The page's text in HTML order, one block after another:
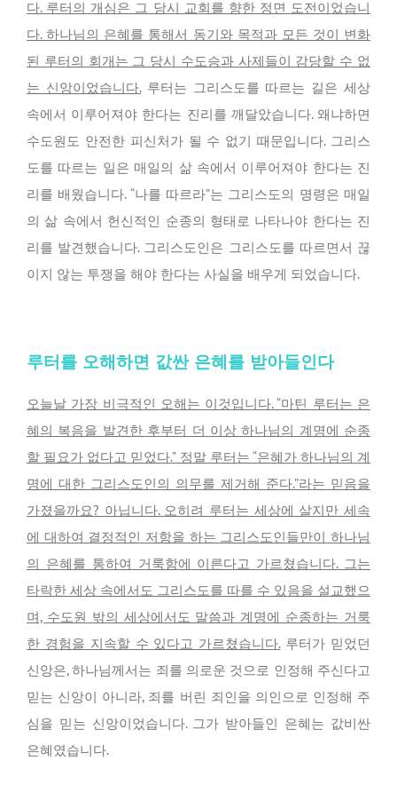
다. 루터의 개심은 그 당시 교회를 향한 정면 도전이었습니
다. 하나님의 은혜를 통해서 동기와 목적과 모든 것이 변화
된 루터의 회개는 그 당시 수도승과 사제들이 감당할 수 없
는 신앙이었습니다.루터는 그리스도를 따르는 길은 세상
속에서 이루어져야 한다는 진리를 깨달았습니다. 왜냐하면
수도원도 안전한 피신처가 될 수 없기 때문입니다. 그리스
도를 따르는 일은 매일의 삶 속에서 이루어져야 한다는 진
리를 배웠습니다. “나를 따르라”는 그리스도의 명령은 매일
의 삶 속에서 헌신적인 순종의 형태로 나타나야 한다는 진
리를 발견했습니다. 그리스도인은 그리스도를 따르면서 끊
이지 않는 투쟁을 해야 한다는 사실을 배우게 되었습니다.
루터를 오해하면 값싼 은혜를 받아들인다
오늘날 가장 비극적인 오해는 이것입니다. “마틴 루터는 은
혜의 복음을 발견한 후부터 더 이상 하나님의 계명에 순종
할 필요가 없다고 믿었다.” 정말 루터는 “은혜가 하나님의 계
명에 대한 그리스도인의 의무를 제거해 준다.”라는 믿음을
가졌을까요? 아닙니다. 오히려 루터는 세상에 살지만 세속
에 대하여 결정적인 저항을 하는 그리스도인들만이 하나님
의 은혜를 통하여 거룩함에 이른다고 가르쳤습니다. 그는
타락한 세상 속에서도 그리스도를 따를 수 있음을 설교했으
며, 수도원 밖의 세상에서도 말씀과 계명에 순종하는 거룩
한 경험을 지속할 수 있다고 가르쳤습니다.루터가 믿었던
신앙은, 하나님께서는 죄를 의로운 것으로 인정해 주신다고
믿는 신앙이 아니라, 죄를 버린 죄인을 의인으로 인정해 주
심을 믿는 신앙이었습니다. 그가 받아들인 은혜는 값비싼
은혜였습니다.